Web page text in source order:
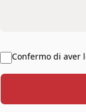
Confermo di aver